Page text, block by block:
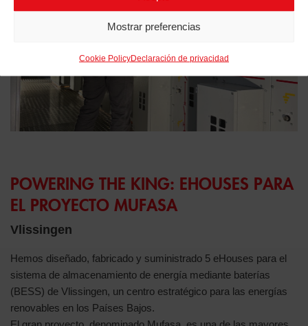
Mostrar preferencias
Cookie PolicyDeclaración de privacidad
POWERING THE KING: EHOUSES PARA
EL PROYECTO MUFASA
Vlissingen
Hemos diseñado, fabricado y suministrado 5 eHouses para el
sistema de almacenamiento de energía mediante baterías
(BESS) de Vlissingen, un centro estratégico para las energías
renovables en los Países Bajos.